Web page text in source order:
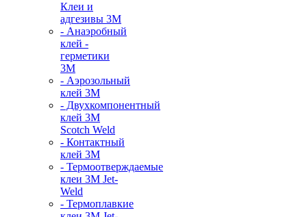
Клеи и
адгезивы 3М
- Анаэробный
клей -
герметики
3М
- Аэрозольный
клей 3М
- Двухкомпонентный
клей 3М
Scotch Weld
- Контактный
клей 3M
- Термоотверждаемые
клеи 3М Jet-
Weld
- Термоплавкие